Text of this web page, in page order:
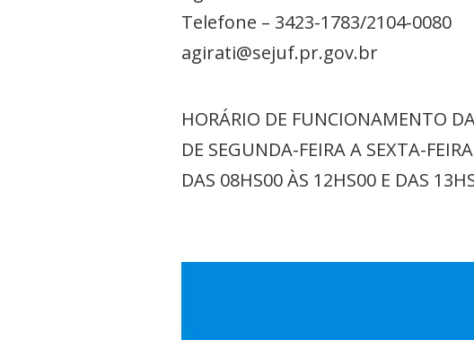
Telefone – 3423-1783/2104-0080
agirati@sejuf.pr.gov.br
HORÁRIO DE FUNCIONAMENTO
DE SEGUNDA-FEIRA A SEXTA-FEIRA
DAS 08HS00 ÀS 12HS00 E DAS